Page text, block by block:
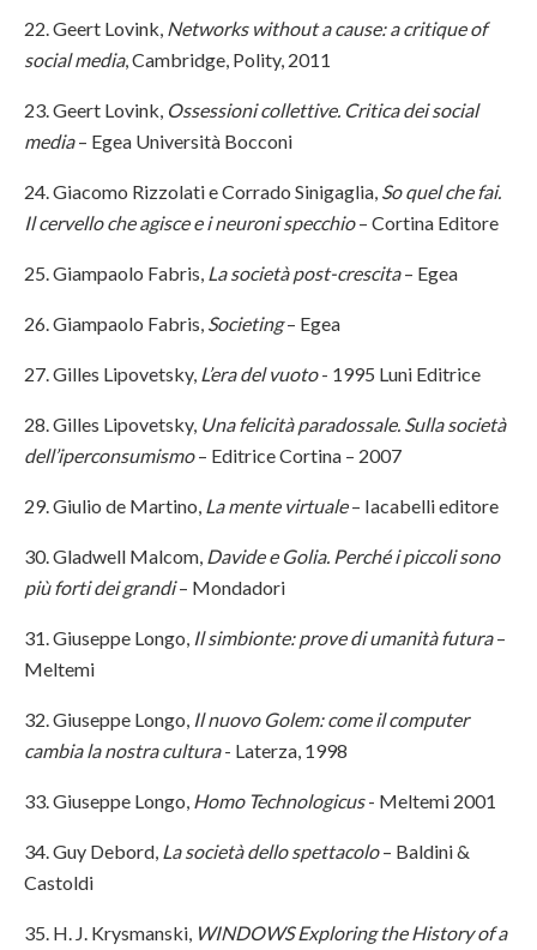
22. Geert Lovink, Networks without a cause: a critique of
social media, Cambridge, Polity, 2011
23. Geert Lovink, Ossessioni collettive. Critica dei social
media– Egea Università Bocconi
24. Giacomo Rizzolati e Corrado Sinigaglia, So quel che fai.
Il cervello che agisce e i neuroni specchio– Cortina Editore
25. Giampaolo Fabris, La società post-crescita– Egea
26. Giampaolo Fabris, Societing– Egea
27. Gilles Lipovetsky, L’era del vuoto- 1995 Luni Editrice
28. Gilles Lipovetsky, Una felicità paradossale. Sulla società
dell’iperconsumismo– Editrice Cortina – 2007
29. Giulio de Martino, La mente virtuale– Iacabelli editore
30. Gladwell Malcom, Davide e Golia. Perché i piccoli sono
più forti dei grandi– Mondadori
31. Giuseppe Longo, Il simbionte: prove di umanità futura–
Meltemi
32. Giuseppe Longo, Il nuovo Golem: come il computer
cambia la nostra cultura- Laterza, 1998
33. Giuseppe Longo, Homo Technologicus- Meltemi 2001
34. Guy Debord, La società dello spettacolo– Baldini &
Castoldi
35. H. J. Krysmanski, WINDOWS Exploring the History of a